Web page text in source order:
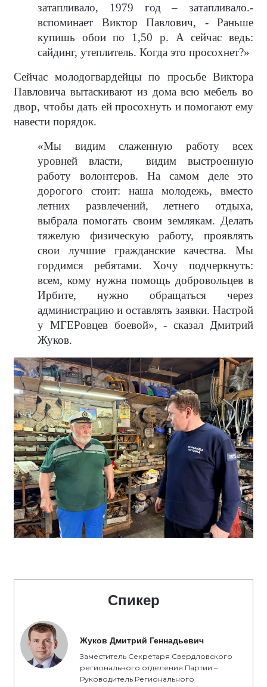
затапливало, 1979 год – затапливало.-
вспоминает Виктор Павлович, - Раньше
купишь обои по 1,50 р. А сейчас ведь:
сайдинг, утеплитель. Когда это просохнет?»
Сейчас молодогвардейцы по просьбе Виктора
Павловича вытаскивают из дома всю мебель во
двор, чтобы дать ей просохнуть и помогают ему
навести порядок.
«Мы видим слаженную работу всех
уровней власти,
видим выстроенную
работу волонтеров. На самом деле это
дорогого стоит: наша молодежь, вместо
летних развлечений, летнего отдыха,
выбрала помогать своим землякам. Делать
тяжелую физическую работу, проявлять
свои лучшие гражданские качества. Мы
гордимся ребятами. Хочу подчеркнуть:
всем, кому нужна помощь добровольцев в
Ирбите, нужно обращаться через
администрацию и оставлять заявки. Настрой
у МГЕРовцев боевой», - сказал Дмитрий
Жуков.
Спикер
Жуков Дмитрий Геннадьевич
Заместитель Секретаря Свердловского
регионального отделения Партии –
Руководитель Регионального